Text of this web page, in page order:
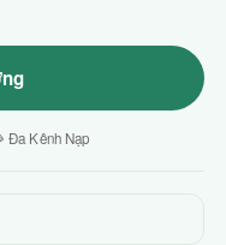
Đa Kênh Nạp